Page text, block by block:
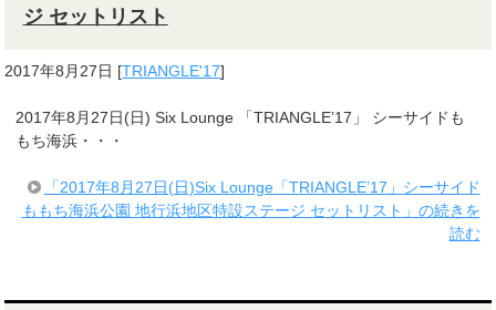
ジ セットリスト
2017年8月27日 [TRIANGLE'17]
2017年8月27日(日) Six Lounge 「TRIANGLE’17」 シーサイドも
もち海浜・・・
「2017年8月27日(日)Six Lounge「TRIANGLE’17」シーサイド
ももち海浜公園 地行浜地区特設ステージ セットリスト」の続きを
読む